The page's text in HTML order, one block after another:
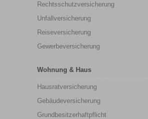
Rechtsschutzversicherung
Unfallversicherung
Reiseversicherung
Gewerbeversicherung
Wohnung & Haus
Hausratversicherung
Gebäudeversicherung
Grundbesitzerhaftpflicht